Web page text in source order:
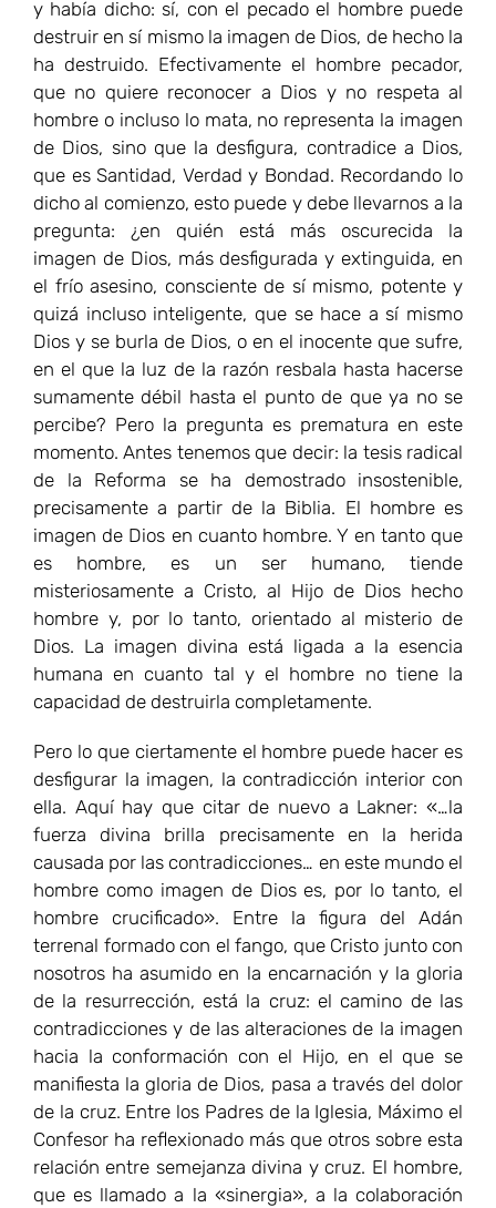
y había dicho: sí, con el pecado el hombre puede
destruir en sí mismo la imagen de Dios, de hecho la
ha destruido. Efectivamente el hombre pecador,
que no quiere reconocer a Dios y no respeta al
hombre o incluso lo mata, no representa la imagen
de Dios, sino que la desfigura, contradice a Dios,
que es Santidad, Verdad y Bondad. Recordando lo
dicho al comienzo, esto puede y debe llevarnos a la
pregunta: ¿en quién está más oscurecida la
imagen de Dios, más desfigurada y extinguida, en
el frío asesino, consciente de sí mismo, potente y
quizá incluso inteligente, que se hace a sí mismo
Dios y se burla de Dios, o en el inocente que sufre,
en el que la luz de la razón resbala hasta hacerse
sumamente débil hasta el punto de que ya no se
percibe? Pero la pregunta es prematura en este
momento. Antes tenemos que decir: la tesis radical
de la Reforma se ha demostrado insostenible,
precisamente a partir de la Biblia. El hombre es
imagen de Dios en cuanto hombre. Y en tanto que
es hombre, es un ser humano, tiende
misteriosamente a Cristo, al Hijo de Dios hecho
hombre y, por lo tanto, orientado al misterio de
Dios. La imagen divina está ligada a la esencia
humana en cuanto tal y el hombre no tiene la
capacidad de destruirla completamente.
Pero lo que ciertamente el hombre puede hacer es
desfigurar la imagen, la contradicción interior con
ella. Aquí hay que citar de nuevo a Lakner: «…la
fuerza divina brilla precisamente en la herida
causada por las contradicciones… en este mundo el
hombre como imagen de Dios es, por lo tanto, el
hombre crucificado». Entre la figura del Adán
terrenal formado con el fango, que Cristo junto con
nosotros ha asumido en la encarnación y la gloria
de la resurrección, está la cruz: el camino de las
contradicciones y de las alteraciones de la imagen
hacia la conformación con el Hijo, en el que se
manifiesta la gloria de Dios, pasa a través del dolor
de la cruz. Entre los Padres de la Iglesia, Máximo el
Confesor ha reflexionado más que otros sobre esta
relación entre semejanza divina y cruz. El hombre,
que es llamado a la «sinergia», a la colaboración